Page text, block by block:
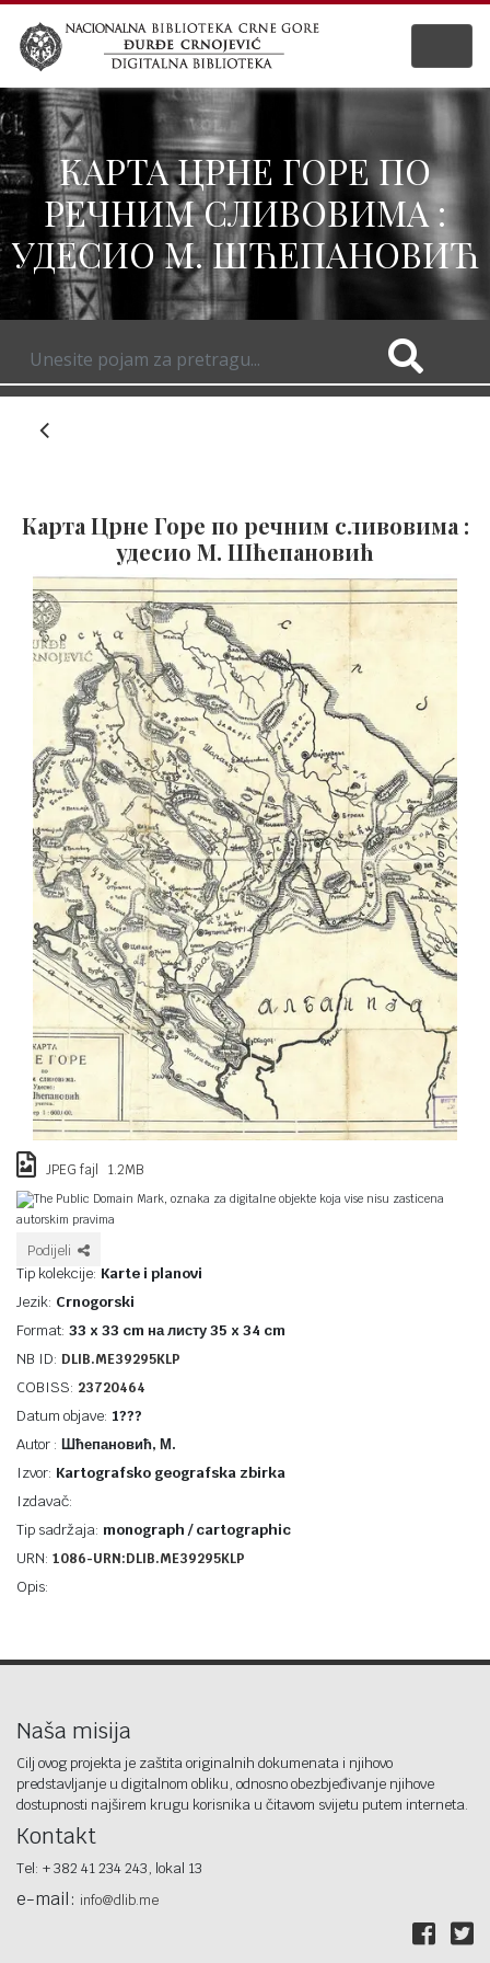
КАРТА ЦРНЕ ГОРЕ ПО
РЕЧНИМ СЛИВОВИМА :
УДЕСИО М. ШЋЕПАНОВИЋ
Карта Црне Горе по речним сливовима :
удесио М. Шћепановић
JPEG fajl 1.2MB
The Public Domain Mark, oznaka za digitalne objekte koja vise nisu zasticena
autorskim pravima
Podijeli
Tip kolekcije: Karte i planovi
Jezik: Crnogorski
Format: 33 x 33 cm на листу 35 x 34 cm
NB ID: DLIB.ME39295KLP
COBISS: 23720464
Datum objave: 1???
Autor : Шћепановић, М.
Izvor: Kartografsko geografska zbirka
Izdavač:
Tip sadržaja: monograph / cartographic
URN: 1086-URN:DLIB.ME39295KLP
Opis:
Naša misija
Cilj ovog projekta je zaštita originalnih dokumenata i njihovo
predstavljanje u digitalnom obliku, odnosno obezbjeđivanje njihove
dostupnosti najširem krugu korisnika u čitavom svijetu putem interneta.
Kontakt
Tel: + 382 41 234 243, lokal 13
e-mail: info@dlib.me